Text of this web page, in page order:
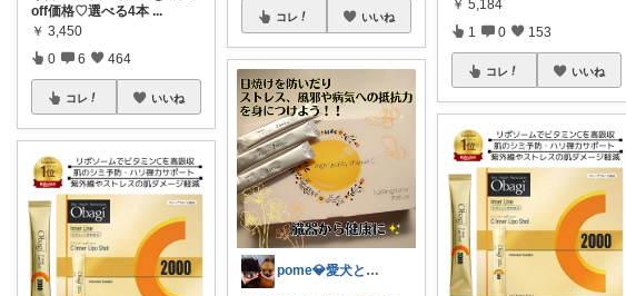
off価格♡選べる4本 ...
￥ 3,450
0 6 464
コレ いいね
コレ いいね
pome💎愛犬と推し活とお洋服4日up
￥ 5,184
1 0 153
コレ いいね